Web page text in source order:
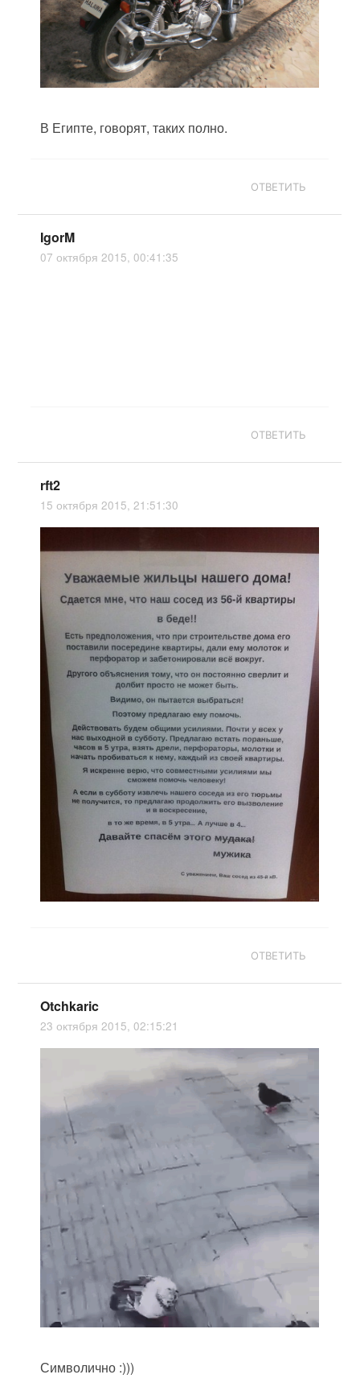
В Египте, говорят, таких полно.
ОТВЕТИТЬ
IgorM
07 октября 2015, 00:41:35
ОТВЕТИТЬ
rft2
15 октября 2015, 21:51:30
ОТВЕТИТЬ
Otchkaric
23 октября 2015, 02:15:21
Символично :)))